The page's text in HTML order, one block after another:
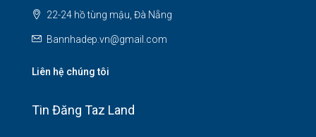
22-24 hồ tùng mậu, Đà Nẵng
Bannhadep.vn@gmail.com
Liên hệ chúng tôi
Tin Đăng Taz Land